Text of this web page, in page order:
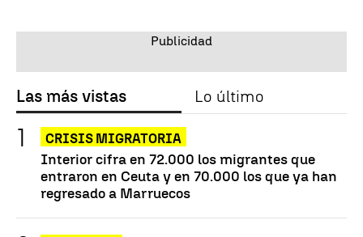
Las más vistas Lo último
CRISIS MIGRATORIA
Interior cifra en 72.000 los migrantes que
entraron en Ceuta y en 70.000 los que ya han
regresado a Marruecos